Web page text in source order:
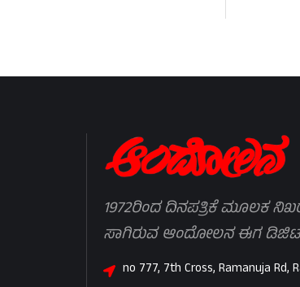
1972ರಿಂದ ದಿನಪತ್ರಿಕೆ ಮೂಲಕ
ಸಾಗಿರುವ ಆಂದೋಲನ ಈಗ
no 777, 7th Cross, Ramanuja Rd,